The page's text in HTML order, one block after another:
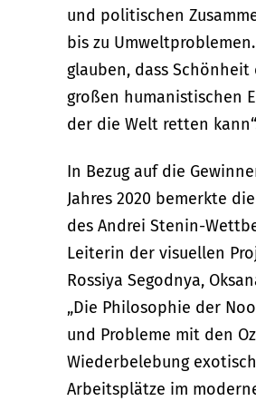
und politischen
bis zu
glauben, dass Schönheit
großen humanistischen
der die Welt retten
In Bezug auf die
Jahres 2020 bemerkte
des Andrei Stenin-
Leiterin der visuellen
Rossiya Segodnya,
„Die Philosophie der
und Probleme mit den
Wiederbelebung
Arbeitsplätze im